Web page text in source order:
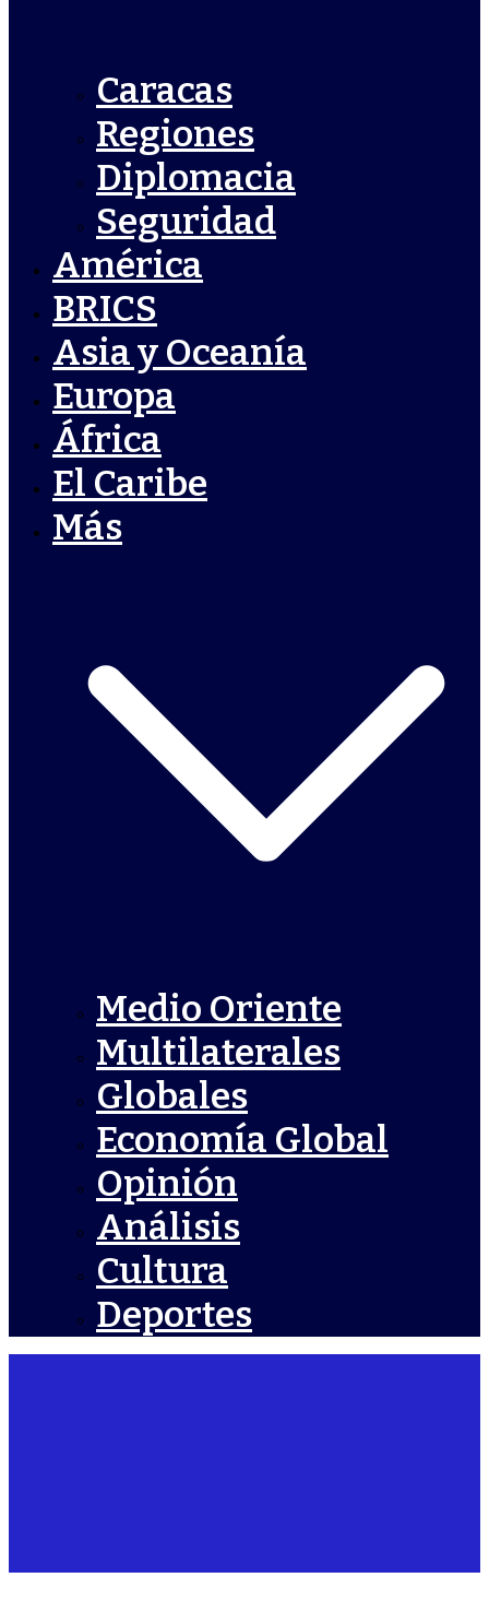
Caracas
Regiones
Diplomacia
Seguridad
América
BRICS
Asia y Oceanía
Europa
África
El Caribe
Más
Medio Oriente
Multilaterales
Globales
Economía Global
Opinión
Análisis
Cultura
Deportes